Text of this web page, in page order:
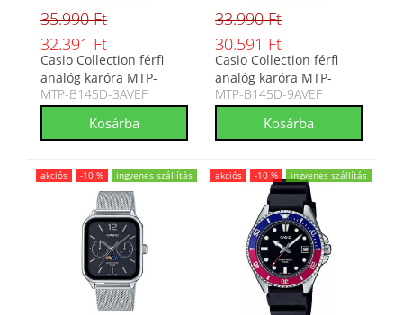
35.990 Ft
32.391 Ft
Casio Collection férfi
analóg karóra MTP-
B145D-3AVEF
MTP-B145D-3AVEF
33.990 Ft
30.591 Ft
Casio Collection férfi
analóg karóra MTP-
B145D-9AVEF
MTP-B145D-9AVEF
akciós -10 % ingyenes szállítás akciós -10 % ingyenes szállítás